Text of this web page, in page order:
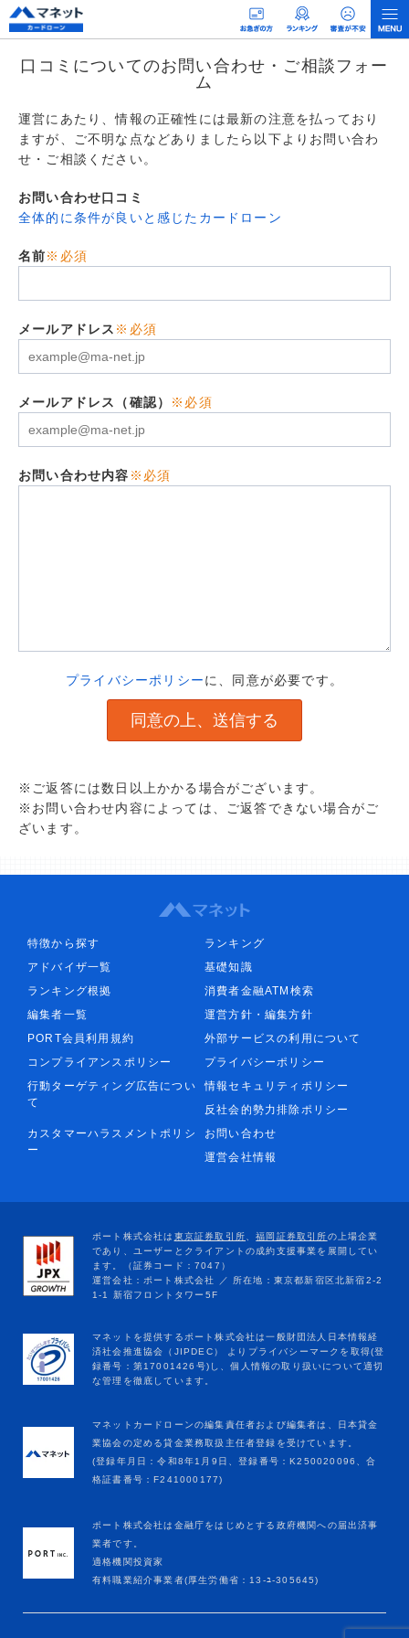
口コミについてのお問い合わせ・ご相談フォー
ム
運営にあたり、情報の正確性には最新の注意を払っており
ますが、ご不明な点などありましたら以下よりお問い合わ
せ・ご相談ください。
お問い合わせ口コミ
全体的に条件が良いと感じたカードローン
名前※必須
メールアドレス ※必須
メールアドレス（確認） ※必須
お問い合わせ内容 ※必須
プライバシーポリシーに、同意が必要です。
※ご返答には数日以上かかる場合がございます。
※お問い合わせ内容によっては、ご返答できない場合がご
ざいます。
特徴から探す
ランキング
アドバイザ一覧
基礎知識
ランキング根拠
消費者金融ATM検索
編集者一覧
運営方針・編集方針
PORT会員利用規約
外部サービスの利用について
コンプライアンスポリシー
プライバシーポリシー
行動ターゲティング広告につい
て
情報セキュリティポリシー
反社会的勢力排除ポリシー
カスタマーハラスメントポリシ
ー
お問い合わせ
運営会社情報
マネットカードローンの編集責任者および編集者は、日本貸金
業協会の定める貸金業務取扱主任者登録を受けています。
(登録年月日：令和8年1月9日、登録番号：K250020096、合
格証書番号：F241000177)
ポート株式会社は金融庁をはじめとする政府機関への届出済事
業者です。
適格機関投資家
有料職業紹介事業者(厚生労働省：13-ﾕ-305645)